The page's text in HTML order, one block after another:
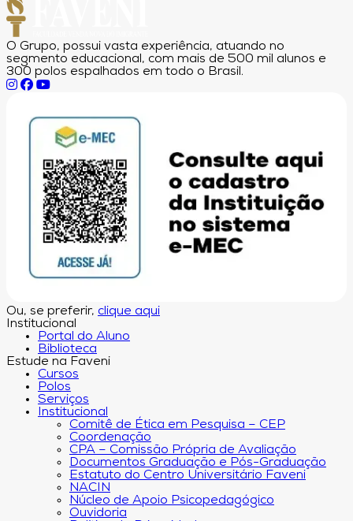
O Grupo, possui vasta experiência, atuando no
segmento educacional, com mais de 500 mil alunos e
300 polos espalhados em todo o Brasil.
Ou, se preferir, clique aqui
Institucional
Portal do Aluno
Biblioteca
Estude na Faveni
Cursos
Polos
Serviços
Institucional
Comitê de Ética em Pesquisa – CEP
Coordenação
CPA – Comissão Própria de Avaliação
Documentos Graduação e Pós-Graduação
Estatuto do Centro Universitário Faveni
NACIN
Núcleo de Apoio Psicopedagógico
Ouvidoria